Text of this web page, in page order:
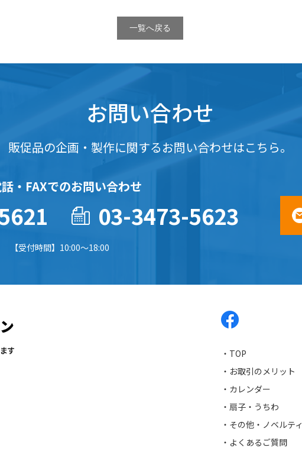
一覧へ戻る
お問い合わせ
販促品の企画・製作に関するお問い合わせはこちら。
・FAXでのお問い合わせ
03-3473-5623
【受付時間】10:00～18:00
・TOP
・お取引のメリット
・カレンダー
・扇子・うちわ
・その他・ノベルティ
・よくあるご質問